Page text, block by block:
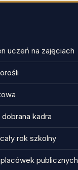
uczeń na zajęciach
kadra
rok szkolny
publicznych